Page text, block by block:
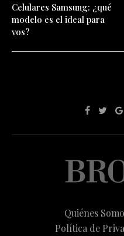
Celulares Samsung: ¿qué
modelo es el ideal para
vos?
Quiénes
Política de